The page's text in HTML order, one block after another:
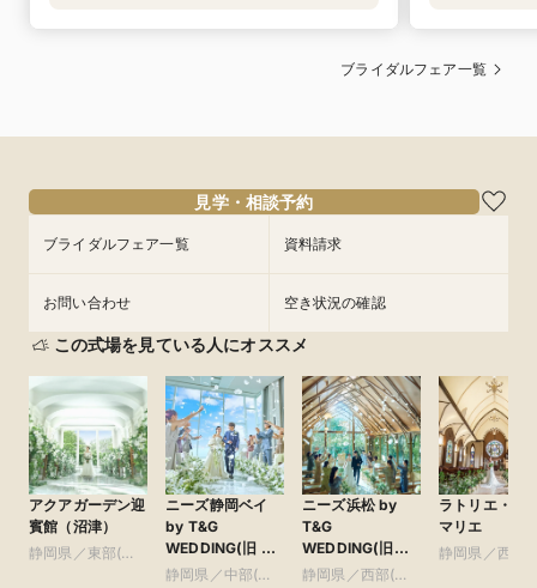
ブライダルフェア一覧
見学・相談予約
ブライダルフェア一覧 資料請求
お問い合わせ 空き状況の確認
この式場を見ている人にオススメ
アクアガーデン迎
賓館（沼津）
静岡県／東部(富
ニーズ静岡ベイ
by T&G
WEDDING(旧 ベ
イサイド迎賓館
静岡県／中部(静
ニーズ浜松 by
T&G
WEDDING(旧
アーセンティア迎
静岡県／西部(浜
ラトリエ・ド
マリエ
静岡県／西部(